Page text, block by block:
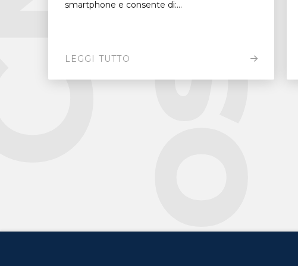
smartphone e consente di:...
LEGGI TUTTO